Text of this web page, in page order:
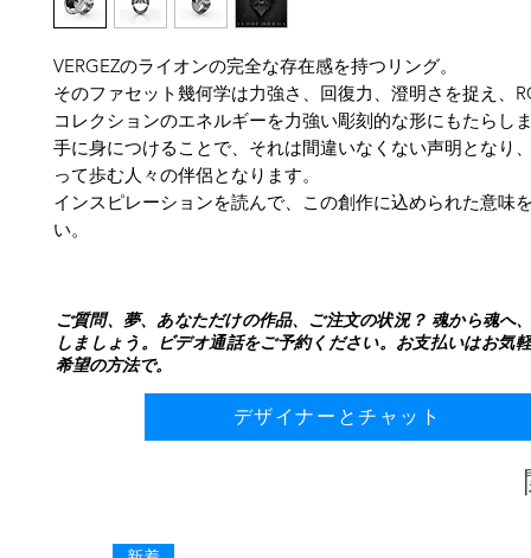
VERGEZのライオンの完全な存在感を持つリング。
そのファセット幾何学は力強さ、回復力、澄明さを捉え、
コレクションのエネルギーを力強い彫刻的な形にもたらし
手に身につけることで、それは間違いなくない声明となり
って歩む人々の伴侶となります。
インスピレーションを読んで、この創作に込められた意味
い。
ご質問、夢、あなただけの作品、ご注文の状況？ 魂から魂へ
しましょう。ビデオ通話をご予約ください。お支払いはお気
希望の方法で。
デザイナーとチャット